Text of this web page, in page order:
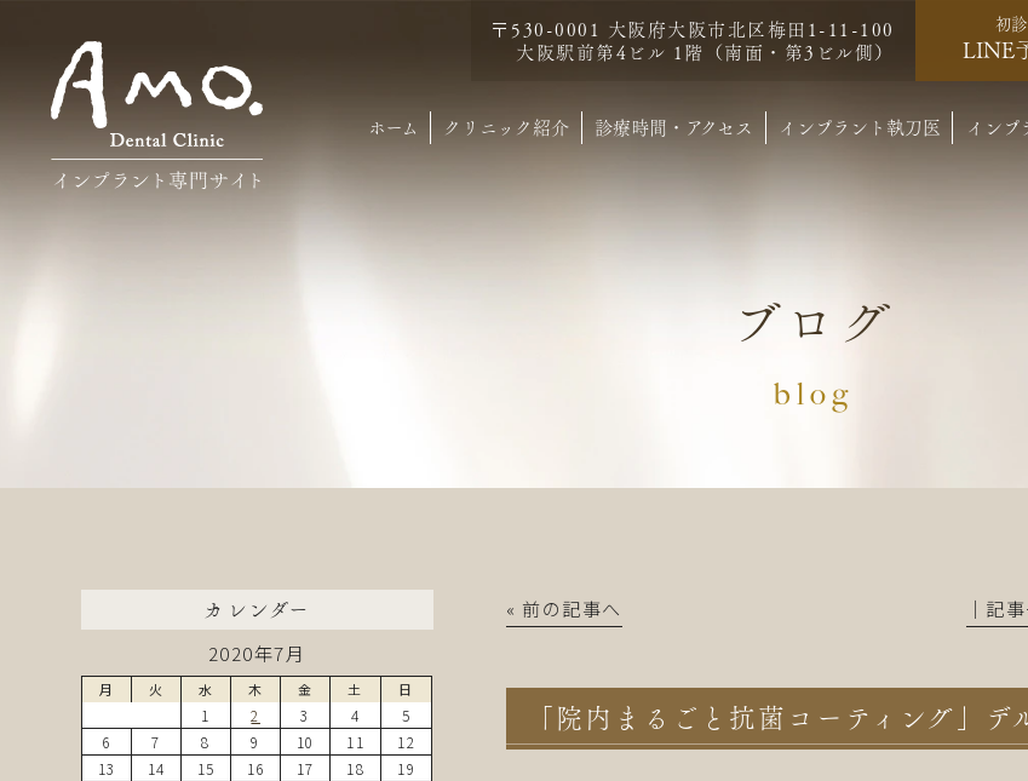
〒530-0001 大阪府大阪市北区梅田1-11-100
大阪駅前第4ビル 1階（南面・第3ビル側）
初
LINE
ホーム クリニック紹介 診療時間・アクセス インプラント執刀医 インプ
ブログ
blog
« 前の記事へ │記
「院内まるごと抗菌コーティング」デ
カレンダー
2020年7月
月 火 水 木 金 土 日
1 2 3 4
5
6
7 8 9 10 11
12
13
14 15 16 17 18
19